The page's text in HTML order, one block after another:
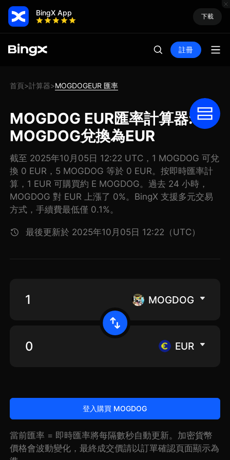
BingX App 下載
註冊
首頁>計算器>MOGDOGEUR 匯率
MOGDOG EUR匯率計算器: 把
MOGDOG兌換為EUR
截至 2025年10月05日 12:22 UTC，1 MOGDOG 可兌
換 0 EUR，5 MOGDOG 等於 0 EUR。按即時匯率計
算，1 EUR 可購買約 E MOGDOG。過去 24 小時，
MOGDOG 對 EUR 上漲了 0%。BingX 支援多元交易
方式，手續費最低僅 0.1%。
最後更新於 2025年10月05日 12:22（UTC）
MOGDOG
EUR
登入購買 MOGDOG
當前匯率 = 即時匯率將每隔數秒自動更新。加密貨幣
價格會波動變化，最終成交價請以訂單確認頁面顯示為